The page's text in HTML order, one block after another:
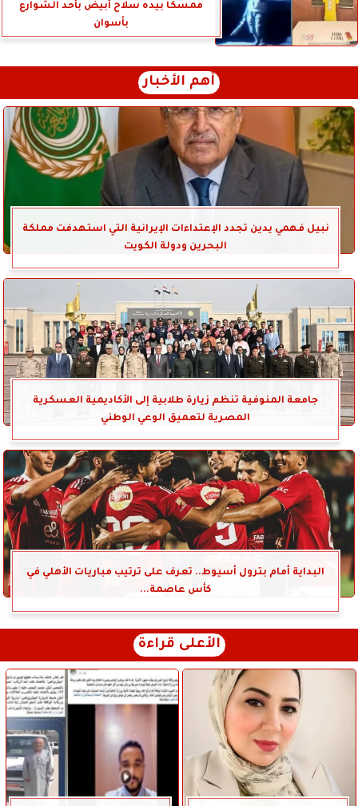
ممسكاً بيده سلاح أبيض بأحد الشوارع
بأسوان
أهم الأخبار
نبيل فهمي يدين تجدد الإعتداءات الإيرانية التي استهدفت مملكة
البحرين ودولة الكويت
جامعة المنوفية تنظم زيارة طلابية إلى الأكاديمية العسكرية
المصرية لتعميق الوعي الوطني
البداية أمام بترول أسيوط.. تعرف على ترتيب مباريات الأهلي في
كأس عاصمة...
الأعلى قراءة